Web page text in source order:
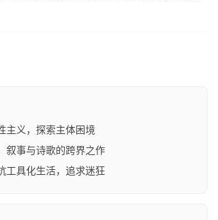
主义，探索主体困境
叙事与诗歌的跨界之作
工具化生活，追求迷狂